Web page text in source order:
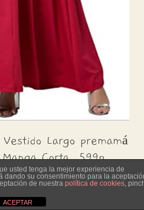
Largo premamá
Corta. 599p
usted tenga la mejor experiencia de
dando su consentimiento para la
de nuestra política de cookies,
ACEPTAR